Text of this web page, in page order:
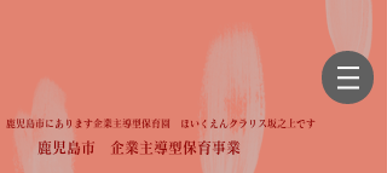
鹿児島市にあります企業主導型保育園 ほいくえんクラリス坂之上です
鹿児島市 企業主導型保育事業